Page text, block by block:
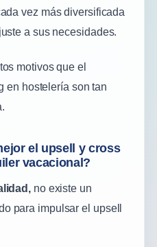
vez más diversificada
a sus necesidades.
motivos que el
en hostelería son tan
el upsell y cross
vacacional?
no existe un
para impulsar el upsell